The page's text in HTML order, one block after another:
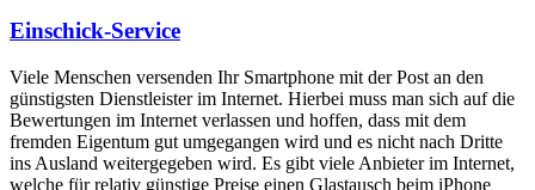
Einschick-Service
Viele Menschen versenden Ihr Smartphone mit der Post an den
günstigsten Dienstleister im Internet. Hierbei muss man sich auf die
Bewertungen im Internet verlassen und hoffen, dass mit dem
fremden Eigentum gut umgegangen wird und es nicht nach Dritte
ins Ausland weitergegeben wird. Es gibt viele Anbieter im Internet,
welche für relativ günstige Preise einen Glastausch beim iPhone